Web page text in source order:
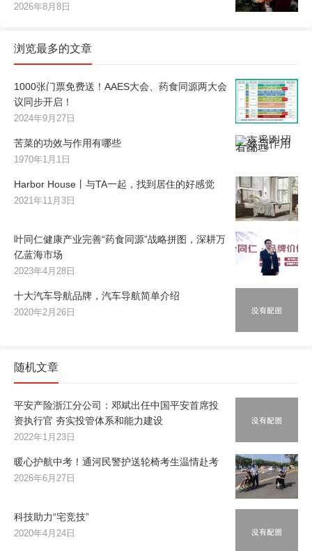
2026年8月8日
浏览最多的文章
1000张门票免费送！AAES大会、药食同源两大会
议同步开启！
2024年9月27日
苦菜的功效与作用有哪些
1970年1月1日
Harbor House丨与TA一起，找到居住的好感觉
2021年11月3日
叶同仁健康产业完善“药食同源”战略拼图，深耕万
亿蓝海市场
2023年4月28日
十大汽车导航品牌，汽车导航简单介绍
2020年2月26日
随机文章
平安产险浙江分公司：邓斌出任中国平安首席投
资执行官 夯实投管体系和能力建设
2022年1月23日
暖心护航中考！通河民警护送轮椅考生温情赴考
2026年6月27日
科技助力“宅竞技”
2020年4月24日